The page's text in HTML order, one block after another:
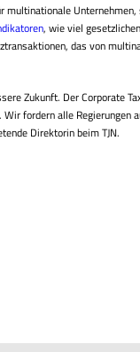
multinationale Unternehmen,
, wie viel
das von
Zukunft. Der Corporate
fordern alle Regierungen
Direktorin beim TJN.